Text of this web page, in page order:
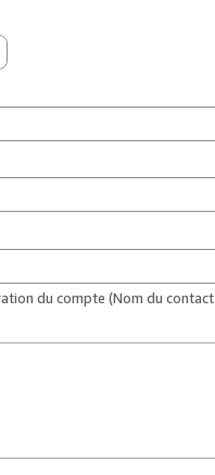
du compte (Nom du